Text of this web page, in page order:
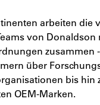
arbeiten die
von Donaldson
zusammen
über
bis hin
OEM-Marken.